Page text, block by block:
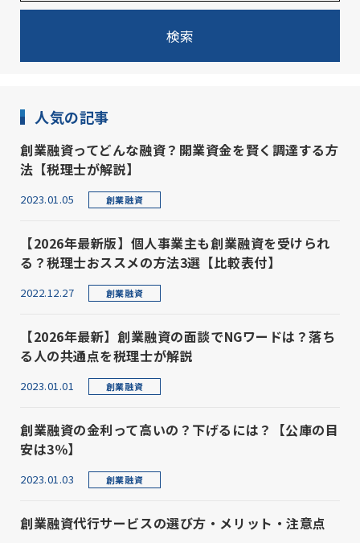
検索
人気の記事
2023.01.05 創業融資
創業融資ってどんな融資？開業資金を賢く調達する方
法【税理士が解説】
2022.12.27 創業融資
【2026年最新版】個人事業主も創業融資を受けられ
る？税理士おススメの方法3選【比較表付】
2023.01.01 創業融資
【2026年最新】創業融資の面談でNGワードは？落ち
る人の共通点を税理士が解説
2023.01.03 創業融資
創業融資の金利って高いの？下げるには？【公庫の目
安は3％】
創業融資代行サービスの選び方・メリット・注意点